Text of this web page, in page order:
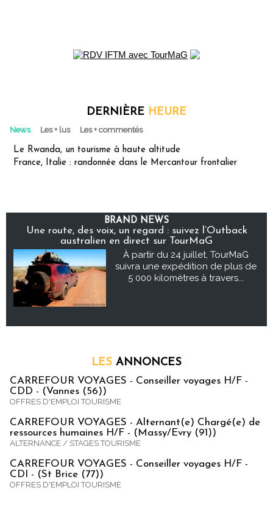
DERNIÈRE HEURE
News Les + lus Les + commentés
Le Rwanda, un tourisme à haute altitude
France, Italie : randonnée dans le Mercantour frontalier
BRAND NEWS
Une route, des voix, un regard : suivez l’Outback
australien en direct sur TourMaG
À partir du 24 juillet, TourMaG
suivra une expédition de plus de
5 000 kilomètres à travers...
LES ANNONCES
CARREFOUR VOYAGES - Conseiller voyages H/F -
CDD - (Vannes (56))
OFFRES D'EMPLOI TOURISME
CARREFOUR VOYAGES - Alternant(e) Chargé(e) de
ressources humaines H/F - (Massy/Evry (91))
ALTERNANCE / STAGES TOURISME
CARREFOUR VOYAGES - Conseiller voyages H/F -
CDI - (St Brice (77))
OFFRES D'EMPLOI TOURISME